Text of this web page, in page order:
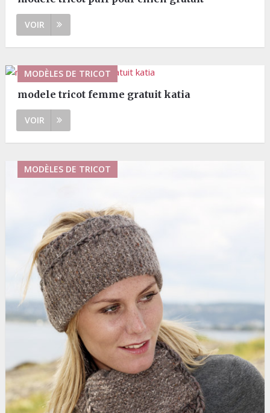
VOIR
MODÈLES DE TRICOT
modele tricot femme gratuit katia
VOIR
MODÈLES DE TRICOT